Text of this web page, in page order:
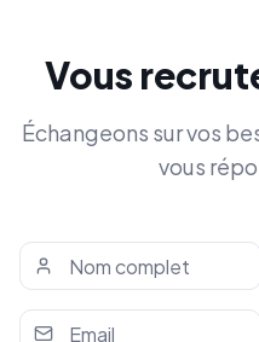
Vous
Échangeons sur vos
vous